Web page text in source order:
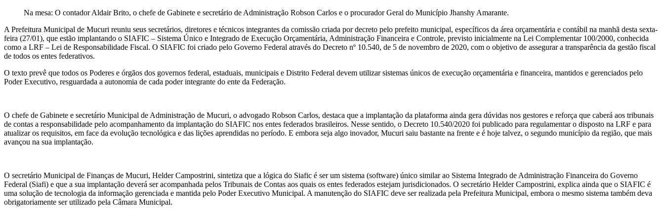
Na mesa: O contador Aldair Brito, o chefe de Gabinete e secretário de Administração Robson Carlos e o procurador Geral do Município Jhanshy Amarante.
A Prefeitura Municipal de Mucuri reuniu seus secretários, diretores e técnicos integrantes da comissão criada por decreto pelo prefeito municipal, específicos da área orçamentária e contábil na manhã desta sexta-
feira (27/01), que estão implantando o SIAFIC – Sistema Único e Integrado de Execução Orçamentária, Administração Financeira e Controle, previsto inicialmente na Lei Complementar 100/2000, conhecida
como a LRF – Lei de Responsabilidade Fiscal. O SIAFIC foi criado pelo Governo Federal através do Decreto nº 10.540, de 5 de novembro de 2020, com o objetivo de assegurar a transparência da gestão fiscal
de todos os entes federativos.
O texto prevê que todos os Poderes e órgãos dos governos federal, estaduais, municipais e Distrito Federal devem utilizar sistemas únicos de execução orçamentária e financeira, mantidos e gerenciados pelo
Poder Executivo, resguardada a autonomia de cada poder integrante do ente da Federação.
O chefe de Gabinete e secretário Municipal de Administração de Mucuri, o advogado Robson Carlos, destaca que a implantação da plataforma ainda gera dúvidas nos gestores e reforça que caberá aos tribunais
de contas a responsabilidade pelo acompanhamento da implantação do SIAFIC nos entes federados brasileiros. Nesse sentido, o Decreto 10.540/2020 foi publicado para regulamentar o disposto na LRF e para
atualizar os requisitos, em face da evolução tecnológica e das lições aprendidas no período. E embora seja algo inovador, Mucuri saiu bastante na frente e é hoje talvez, o segundo município da região, que mais
avançou na sua implantação.
O secretário Municipal de Finanças de Mucuri, Helder Campostrini, sintetiza que a lógica do Siafic é ser um sistema (software) único similar ao Sistema Integrado de Administração Financeira do Governo
Federal (Siafi) e que a sua implantação deverá ser acompanhada pelos Tribunais de Contas aos quais os entes federados estejam jurisdicionados. O secretário Helder Campostrini, explica ainda que o SIAFIC é
uma solução de tecnologia da informação gerenciada e mantida pelo Poder Executivo Municipal. A manutenção do SIAFIC deve ser realizada pela Prefeitura Municipal, embora o mesmo sistema também deva
obrigatoriamente ser utilizado pela Câmara Municipal.